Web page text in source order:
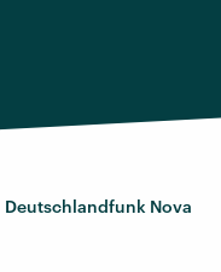
Deutschlandfunk Nova